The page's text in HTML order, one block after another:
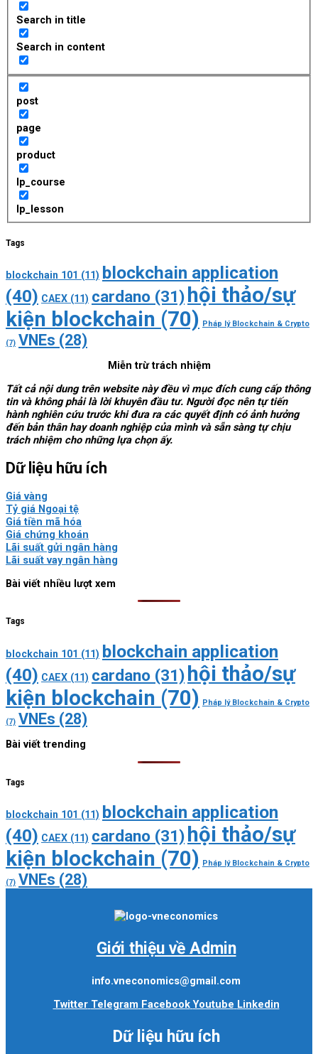
Search in title
Search in content
post
page
product
lp_course
lp_lesson
Tags
blockchain 101 (11) blockchain application
(40) CAEX (11) cardano (31)hội thảo/sự
kiện blockchain (70) Pháp lý Blockchain & Crypto
(7) VNEs (28)
Miễn trừ trách nhiệm
Tất cả nội dung trên website này đều vì mục đích cung cấp thông
tin và không phải là lời khuyên đầu tư. Người đọc nên tự tiến
hành nghiên cứu trước khi đưa ra các quyết định có ảnh hưởng
đến bản thân hay doanh nghiệp của mình và sẵn sàng tự chịu
trách nhiệm cho những lựa chọn ấy.
Dữ liệu hữu ích
Giá vàng
Tỷ giá Ngoại tệ
Giá tiền mã hóa
Giá chứng khoán
Lãi suất gửi ngân hàng
Lãi suất vay ngân hàng
Bài viết nhiều lượt xem
Tags
blockchain 101 (11) blockchain application
(40) CAEX (11) cardano (31)hội thảo/sự
kiện blockchain (70) Pháp lý Blockchain & Crypto
(7) VNEs (28)
Bài viết trending
Tags
blockchain 101 (11) blockchain application
(40) CAEX (11) cardano (31) hội thảo/sự
kiện blockchain (70) Pháp lý Blockchain & Crypto
(7) VNEs (28)
Giới thiệu về Admin
info.vneconomics@gmail.com
Twitter Telegram Facebook Youtube Linkedin
Dữ liệu hữu ích